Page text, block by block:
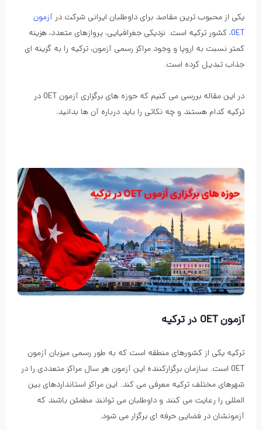
یکی از محبوب ترین مقاصد برای داوطلبان ایرانی شرکت درآزمون
OET، کشور ترکیه است. نزدیکی جغرافیایی، پروازهای متعدد، هزینه
کمتر نسبت به اروپا و وجود مراکز رسمی آزمون، ترکیه را به گزینه ای
جذاب تبدیل کرده است.
در این مقاله بررسی می کنیم که حوزه های برگزاری آزمون OET در
ترکیه کدام هستند و چه نکاتی را باید درباره آن ها بدانید.
آزمون OET در ترکیه
ترکیه یکی از کشورهای منطقه است که به طور رسمی میزبان آزمون
OET است. سازمان برگزارکننده این آزمون هر سال مراکز متعددی را در
شهرهای مختلف ترکیه معرفی می کند. این مراکز استانداردهای بین
المللی را رعایت می کنند و داوطلبان می توانند مطمئن باشند که
آزمونشان در فضایی حرفه ای برگزار می شود.